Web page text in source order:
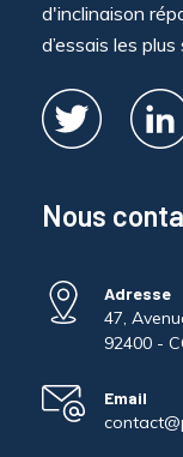
d'inclinaison
d’essais les
Nous
Adresse
47,
92400 -
Email